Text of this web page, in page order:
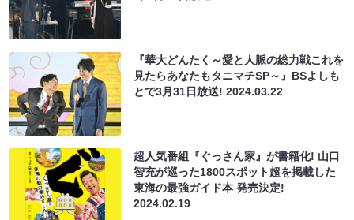
『華大どんたく～愛と人脈の総力戦これを
見たらあなたもタニマチSP～』BSよしも
とで3月31日放送!2024.03.22
超人気番組『ぐっさん家』が書籍化! 山口
智充が巡った1800スポット超を掲載した
東海の最強ガイド本 発売決定!
2024.02.19